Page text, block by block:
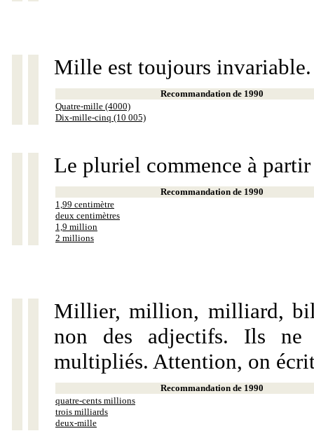
Mille est toujours invariable.
Recommandation de 1990
Quatre-mille (4000)
Dix-mille-cinq (10 005)
Le pluriel commence à
Recommandation de 1990
1,99 centimètre
deux centimètres
1,9 million
2 millions
Millier, million, milliard,
non des adjectifs. Ils ne
multipliés. Attention, on
Recommandation de 1990
quatre-cents millions
trois milliards
deux-mille